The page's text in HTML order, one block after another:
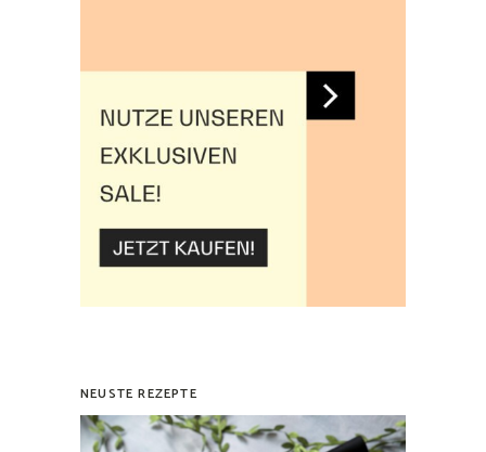
NEUSTE REZEPTE